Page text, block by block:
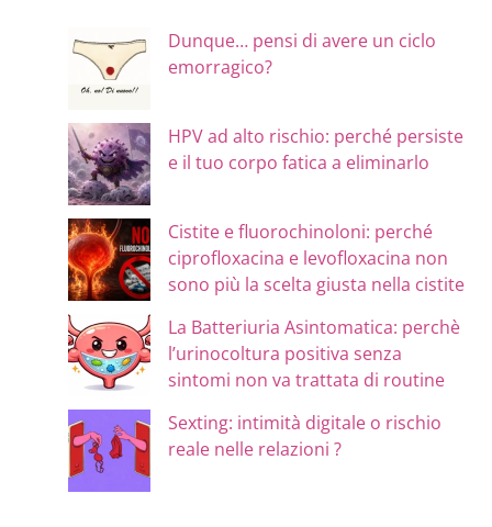
Dunque… pensi di avere un ciclo
emorragico?
HPV ad alto rischio: perché persiste
e il tuo corpo fatica a eliminarlo
Cistite e fluorochinoloni: perché
ciprofloxacina e levofloxacina non
sono più la scelta giusta nella cistite
La Batteriuria Asintomatica: perchè
l’urinocoltura positiva senza
sintomi non va trattata di routine
Sexting: intimità digitale o rischio
reale nelle relazioni ?